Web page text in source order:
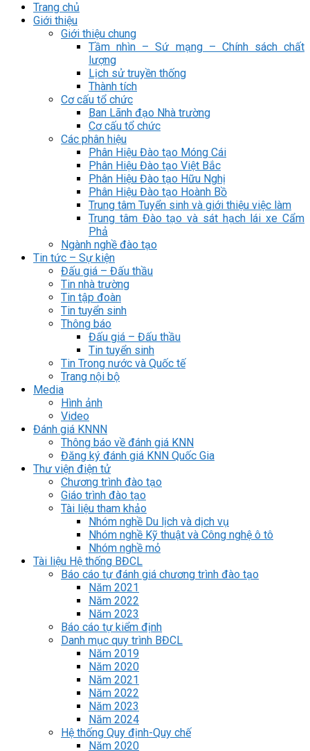
Trang chủ
Giới thiệu
Giới thiệu chung
Tầm nhìn – Sứ mạng – Chính sách chất
lượng
Lịch sử truyền thống
Thành tích
Cơ cấu tổ chức
Ban Lãnh đạo Nhà trường
Cơ cấu tổ chức
Các phân hiệu
Phân Hiệu Đào tạo Móng Cái
Phân Hiệu Đào tạo Việt Bắc
Phân Hiệu Đào tạo Hữu Nghị
Phân Hiệu Đào tạo Hoành Bồ
Trung tâm Tuyển sinh và giới thiệu việc làm
Trung tâm Đào tạo và sát hạch lái xe Cẩm
Phả
Ngành nghề đào tạo
Tin tức – Sự kiện
Đấu giá – Đấu thầu
Tin nhà trường
Tin tập đoàn
Tin tuyển sinh
Thông báo
Đấu giá – Đấu thầu
Tin tuyển sinh
Tin Trong nước và Quốc tế
Trang nội bộ
Media
Hình ảnh
Video
Đánh giá KNNN
Thông báo về đánh giá KNN
Đăng ký đánh giá KNN Quốc Gia
Thư viện điện tử
Chương trình đào tạo
Giáo trình đào tạo
Tài liệu tham khảo
Nhóm nghề Du lịch và dịch vụ
Nhóm nghề Kỹ thuật và Công nghệ ô tô
Nhóm nghề mỏ
Tài liệu Hệ thống BĐCL
Báo cáo tự đánh giá chương trình đào tạo
Năm 2021
Năm 2022
Năm 2023
Báo cáo tự kiểm định
Danh mục quy trình BĐCL
Năm 2019
Năm 2020
Năm 2021
Năm 2022
Năm 2023
Năm 2024
Hệ thống Quy định-Quy chế
Năm 2020